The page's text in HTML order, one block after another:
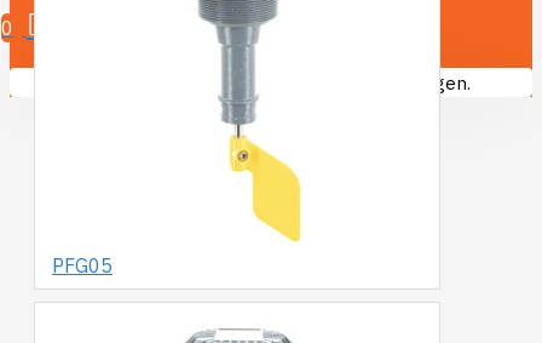
0
U heeft nog geen producten in uw winkelwagen.
PFG05